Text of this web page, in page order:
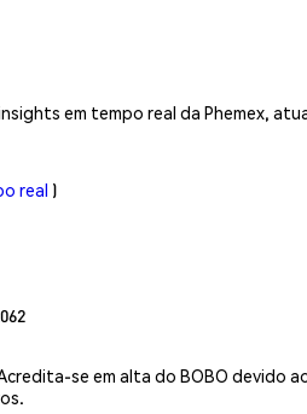
em tempo real da Phemex,
real )
se em alta do BOBO devido